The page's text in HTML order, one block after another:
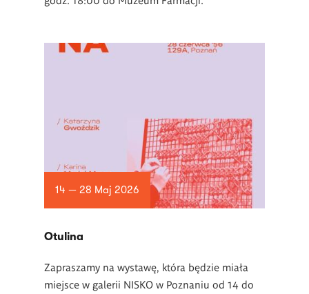
14 — 28 Maj 2026
Otulina
Zapraszamy na wystawę, która będzie miała
miejsce w galerii NISKO w Poznaniu od 14 do